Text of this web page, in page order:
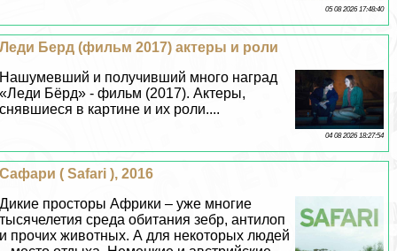
05 08 2026 17:48:40
Леди Берд (фильм 2017) актеры и роли
Нашумевший и получивший много наград
«Леди Бёрд» - фильм (2017). Актеры,
снявшиеся в картине и их роли....
04 08 2026 18:27:54
Сафари ( Safari ), 2016
Дикие просторы Африки – уже многие
тысячелетия среда обитания зебр, антилоп
и прочих животных. А для некоторых людей